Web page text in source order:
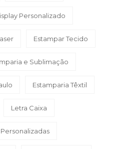
Personalizado
Estampar Tecido
e Sublimação
Estamparia Têxtil
Letra Caixa